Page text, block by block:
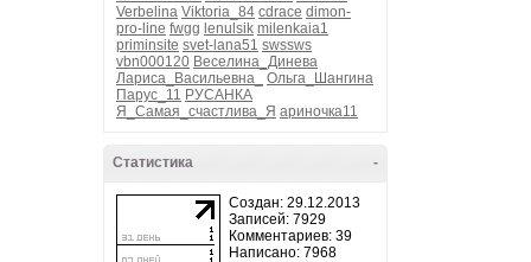
Verbelina Viktoria_84 cdrace dimon-
pro-line fwgg lenulsik milenkaia1
priminsite svet-lana51 swssws
vbn000120 Веселина_Динева
Лариса_Васильевна_
Ольга_Шангина
Парус_11 РУСАНКА
Я_Самая_счастлива_Я ариночка11
-
Статистика
Создан: 29.12.2013
Записей: 7929
Комментариев: 39
Написано: 7968